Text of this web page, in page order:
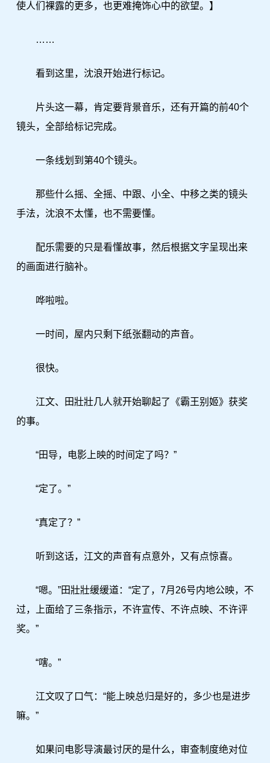
使人们裸露的更多，也更难掩饰心中的欲望。】
……
看到这里，沈浪开始进行标记。
片头这一幕，肯定要背景音乐，还有开篇的前40个
镜头，全部给标记完成。
一条线划到第40个镜头。
那些什么摇、全摇、中跟、小全、中移之类的镜头
手法，沈浪不太懂，也不需要懂。
配乐需要的只是看懂故事，然后根据文字呈现出来
的画面进行脑补。
哗啦啦。
一时间，屋内只剩下纸张翻动的声音。
很快。
江文、田壯壯几人就开始聊起了《霸王别姬》获奖
的事。
“田导，电影上映的时间定了吗？”
“定了。”
“真定了？”
听到这话，江文的声音有点意外，又有点惊喜。
“嗯。”田壯壯缓缓道：“定了，7月26号内地公映，不
过，上面给了三条指示，不许宣传、不许点映、不许评
奖。”
“嗐。”
江文叹了口气：“能上映总归是好的，多少也是进步
嘛。”
如果问电影导演最讨厌的是什么，审查制度绝对位